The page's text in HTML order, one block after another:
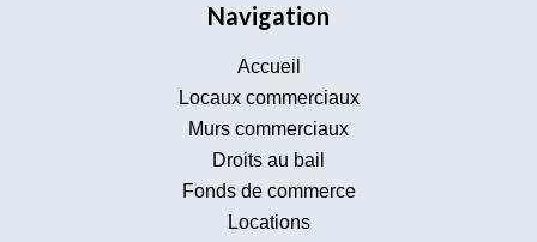
Navigation
Accueil
Locaux commerciaux
Murs commerciaux
Droits au bail
Fonds de commerce
Locations